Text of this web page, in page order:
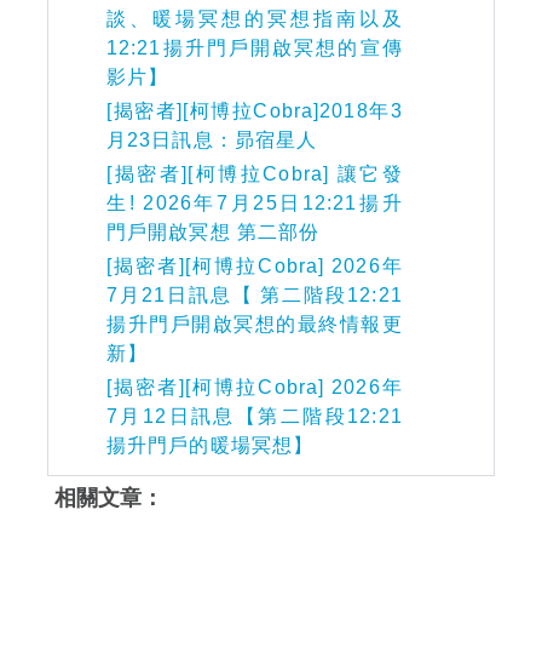
談、暖場冥想的冥想指南以及
12:21揚升門戶開啟冥想的宣傳
影片】
[揭密者][柯博拉Cobra]2018年3
月23日訊息：昴宿星人
[揭密者][柯博拉Cobra] 讓它發
生! 2026年7月25日12:21揚升
門戶開啟冥想 第二部份
[揭密者][柯博拉Cobra] 2026年
7月21日訊息【 第二階段12:21
揚升門戶開啟冥想的最終情報更
新】
[揭密者][柯博拉Cobra] 2026年
7月12日訊息【第二階段12:21
揚升門戶的暖場冥想】
相關文章：